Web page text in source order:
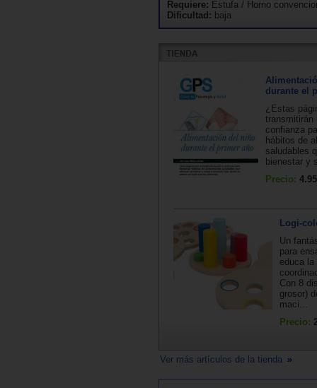
Requiere: Estufa / Horno
Dificultad: baja
durante el
¿Estas
transmitirán
confianza
hábitos de
saludables
bienestar y
Precio:
Logi-
Un
para
educa
Con 8
grosor)
maci...
Precio:
Ver más artículos de la tienda